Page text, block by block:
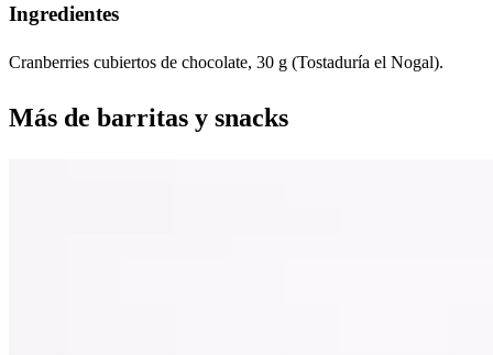
Ingredientes
Cranberries cubiertos de chocolate, 30 g (Tostaduría el Nogal).
Más de barritas y snacks